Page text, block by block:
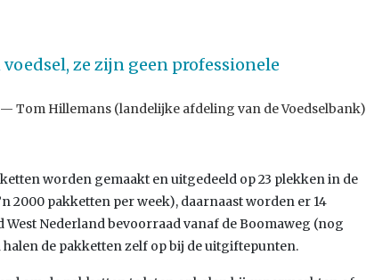
ze zijn geen professionele
Tom Hillemans (landelijke afdeling van de Voedselbank)
worden gemaakt en uitgedeeld op 23 plekken in de
2000 pakketten per week), daarnaast worden er 14
Nederland bevoorraad vanaf de Boomaweg (nog
de pakketten zelf op bij de uitgiftepunten.